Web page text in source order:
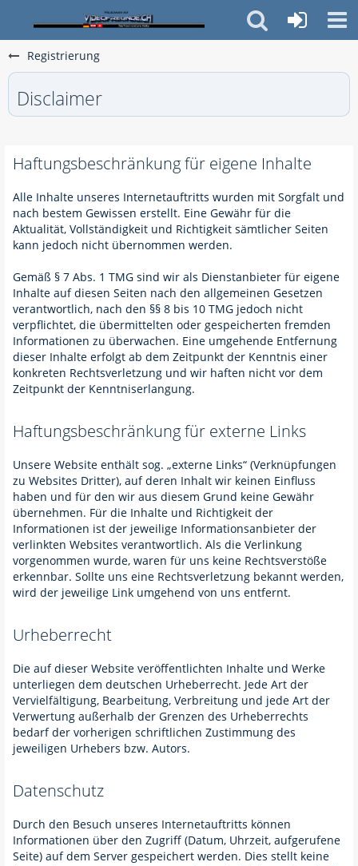
Registrierung
Disclaimer
Haftungsbeschränkung für eigene Inhalte
Alle Inhalte unseres Internetauftritts wurden mit Sorgfalt und
nach bestem Gewissen erstellt. Eine Gewähr für die
Aktualität, Vollständigkeit und Richtigkeit sämtlicher Seiten
kann jedoch nicht übernommen werden.
Gemäß § 7 Abs. 1 TMG sind wir als Dienstanbieter für eigene
Inhalte auf diesen Seiten nach den allgemeinen Gesetzen
verantwortlich, nach den §§ 8 bis 10 TMG jedoch nicht
verpflichtet, die übermittelten oder gespeicherten fremden
Informationen zu überwachen. Eine umgehende Entfernung
dieser Inhalte erfolgt ab dem Zeitpunkt der Kenntnis einer
konkreten Rechtsverletzung und wir haften nicht vor dem
Zeitpunkt der Kenntniserlangung.
Haftungsbeschränkung für externe Links
Unsere Website enthält sog. „externe Links“ (Verknüpfungen
zu Websites Dritter), auf deren Inhalt wir keinen Einfluss
haben und für den wir aus diesem Grund keine Gewähr
übernehmen. Für die Inhalte und Richtigkeit der
Informationen ist der jeweilige Informationsanbieter der
verlinkten Websites verantwortlich. Als die Verlinkung
vorgenommen wurde, waren für uns keine Rechtsverstöße
erkennbar. Sollte uns eine Rechtsverletzung bekannt werden,
wird der jeweilige Link umgehend von uns entfernt.
Urheberrecht
Die auf dieser Website veröffentlichten Inhalte und Werke
unterliegen dem deutschen Urheberrecht. Jede Art der
Vervielfältigung, Bearbeitung, Verbreitung und jede Art der
Verwertung außerhalb der Grenzen des Urheberrechts
bedarf der vorherigen schriftlichen Zustimmung des
jeweiligen Urhebers bzw. Autors.
Datenschutz
Durch den Besuch unseres Internetauftritts können
Informationen über den Zugriff (Datum, Uhrzeit, aufgerufene
Seite) auf dem Server gespeichert werden. Dies stellt keine